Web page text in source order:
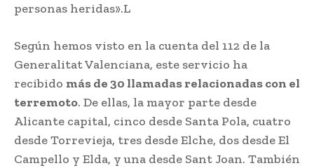
personas heridas».L
Según hemos visto en la cuenta del 112 de la
Generalitat Valenciana, este servicio ha
recibido más de 30 llamadas relacionadas con el
terremoto. De ellas, la mayor parte desde
Alicante capital, cinco desde Santa Pola, cuatro
desde Torrevieja, tres desde Elche, dos desde El
Campello y Elda, y una desde Sant Joan. También